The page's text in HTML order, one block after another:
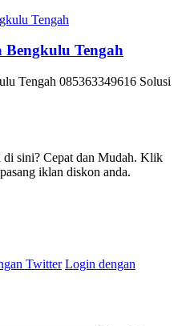
Bengkulu Tengah
Tengah 085363349616 Solusi
di sini? Cepat dan Mudah. Klik
iklan diskon anda.
Twitter Login dengan